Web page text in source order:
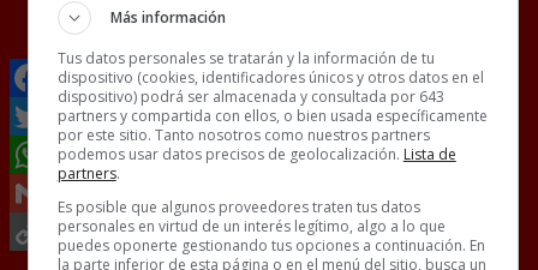
[Ver vídeo en X
Facebook
Twitter
WhatsApp
Gmail
Más información
Tus datos personales se tratarán y la información de tu
dispositivo (cookies, identificadores únicos y otros datos en el
dispositivo) podrá ser almacenada y consultada por 643
partners y compartida con ellos, o bien usada específicamente
por este sitio. Tanto nosotros como nuestros partners
podemos usar datos precisos de geolocalización. Lista de
partners.
Es posible que algunos proveedores traten tus datos
personales en virtud de un interés legítimo, algo a lo que
puedes oponerte gestionando tus opciones a continuación. En
la parte inferior de esta página o en el menú del sitio, busca un